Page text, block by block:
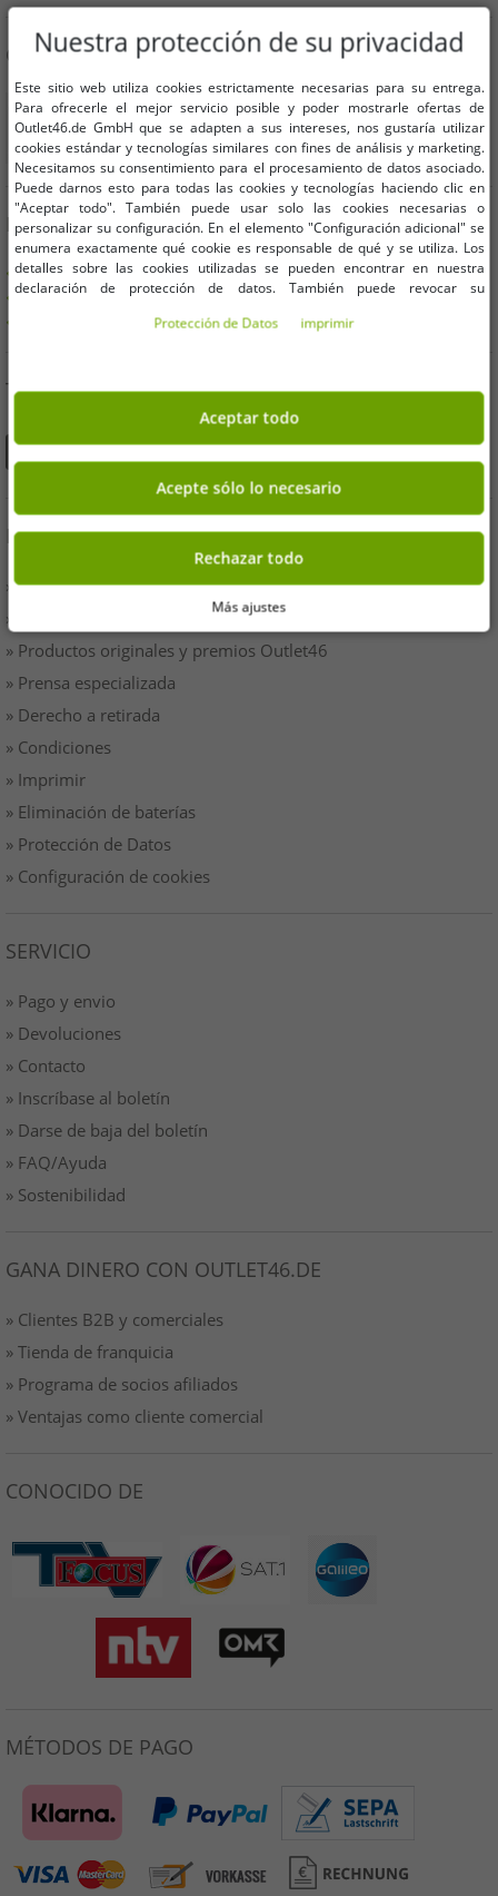
COMPRA DE FORMA SEGURA
BENEFICIOS
COMPRA EN FACTURA
100 días derecho de devolución
Envío gratis a partir de 49 € (DE)
TAMBIÉN PUEDES ENCONTRARNOS EN
INFORMACIÓN
» Empresas
» Tus ventajas
» Productos originales y premios Outlet46
» Prensa especializada
» Derecho a retirada
» Condiciones
» Imprimir
» Eliminación de baterías
» Protección de Datos
» Configuración de cookies
SERVICIO
» Pago y envio
» Devoluciones
» Contacto
» Inscríbase al boletín
» Darse de baja del boletín
» FAQ/Ayuda
» Sostenibilidad
GANA DINERO CON OUTLET46.DE
» Clientes B2B y comerciales
» Tienda de franquicia
» Programa de socios afiliados
» Ventajas como cliente comercial
CONOCIDO DE
MÉTODOS DE PAGO
Nuestra protección de su privacidad
Este sitio web utiliza cookies estrictamente necesarias para su entrega.
Para ofrecerle el mejor servicio posible y poder mostrarle ofertas de
Outlet46.de GmbH que se adapten a sus intereses, nos gustaría utilizar
cookies estándar y tecnologías similares con fines de análisis y marketing.
Necesitamos su consentimiento para el procesamiento de datos asociado.
Puede darnos esto para todas las cookies y tecnologías haciendo clic en
"Aceptar todo". También puede usar solo las cookies necesarias o
personalizar su configuración. En el elemento "Configuración adicional" se
enumera exactamente qué cookie es responsable de qué y se utiliza. Los
detalles sobre las cookies utilizadas se pueden encontrar en nuestra
declaración de protección de datos. También puede revocar su
encontrar en la impresión.Protección de Datos imprimir
Aceptar todo
Acepte sólo lo necesario
Rechazar todo
Más ajustes